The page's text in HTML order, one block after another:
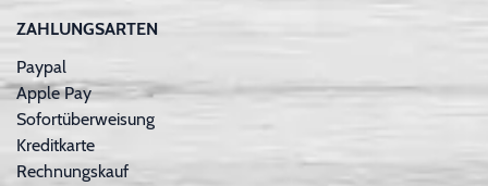
ZAHLUNGSARTEN
Paypal
Apple Pay
Sofortüberweisung
Kreditkarte
Rechnungskauf